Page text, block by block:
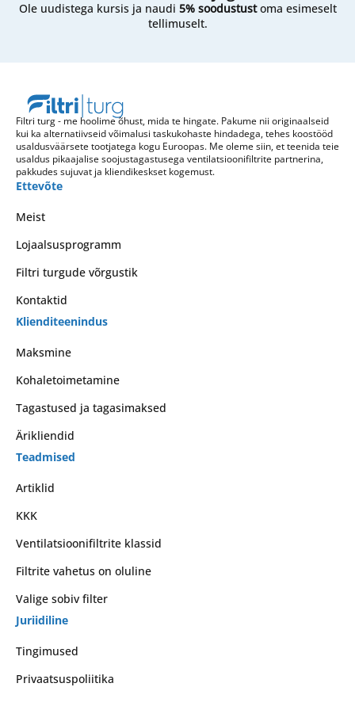
Ole uudistega kursis ja naudi 5% soodustustoma esimeselt
tellimuselt.
Filtri turg - me hoolime õhust, mida te hingate. Pakume nii originaalseid
kui ka alternatiivseid võimalusi taskukohaste hindadega, tehes koostööd
usaldusväärsete tootjatega kogu Euroopas. Me oleme siin, et teenida teie
usaldus pikaajalise soojustagastusega ventilatsioonifiltrite partnerina,
pakkudes sujuvat ja kliendikeskset kogemust.
Ettevõte
Meist
Lojaalsusprogramm
Filtri turgude võrgustik
Kontaktid
Klienditeenindus
Maksmine
Kohaletoimetamine
Tagastused ja tagasimaksed
Ärikliendid
Teadmised
Artiklid
KKK
Ventilatsioonifiltrite klassid
Filtrite vahetus on oluline
Valige sobiv filter
Juriidiline
Tingimused
Privaatsuspoliitika